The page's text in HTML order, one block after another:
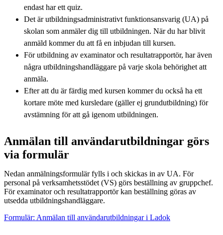
endast har ett quiz.
Det är utbildningsadministrativt funktionsansvarig (UA) på
skolan som anmäler dig till utbildningen. När du har blivit
anmäld kommer du att få en inbjudan till kursen.
För utbildning av examinator och resultatrapportör, har även
några utbildningshandläggare på varje skola behörighet att
anmäla.
Efter att du är färdig med kursen kommer du också ha ett
kortare möte med kursledare (gäller ej grundutbildning) för
avstämning för att gå igenom utbildningen.
Anmälan till användarutbildningar görs
via formulär
Nedan anmälningsformulär fylls i och skickas in av UA. För
personal på verksamhetsstödet (VS) görs beställning av gruppchef.
För examinator och resultatrapportör kan beställning göras av
utsedda utbildningshandläggare.
Formulär: Anmälan till användarutbildningar i Ladok